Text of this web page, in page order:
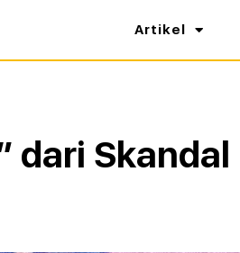
Artikel
dari Skandal